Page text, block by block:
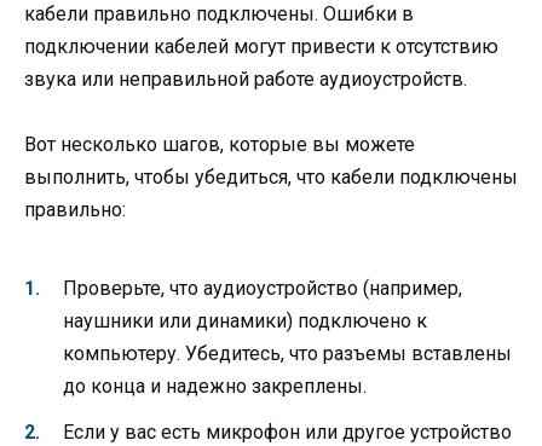
кабели правильно подключены. Ошибки в
подключении кабелей могут привести к отсутствию
звука или неправильной работе аудиоустройств.
Вот несколько шагов, которые вы можете
выполнить, чтобы убедиться, что кабели подключены
правильно:
Проверьте, что аудиоустройство (например,
наушники или динамики) подключено к
компьютеру. Убедитесь, что разъемы вставлены
до конца и надежно закреплены.
Если у вас есть микрофон или другое устройство